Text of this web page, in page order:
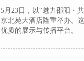
5月23日，以“魅力邵阳・
京北苑大酒店隆重举办。
优质的展示与传播平台。